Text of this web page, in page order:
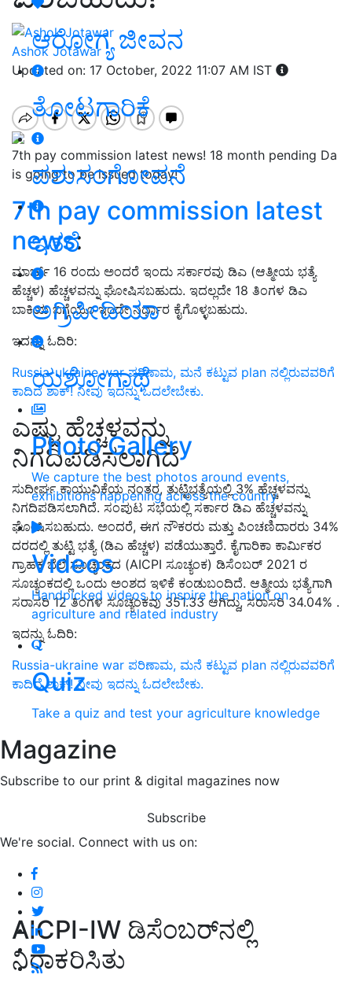
ಆರೋಗ್ಯ ಜೀವನ
ತೋಟಗಾರಿಕೆ
ಪಶುಸಂಗೋಪನೆ
ಇತರೆ
ಅಗ್ರಿಪೀಡಿಯಾ
ಯಶೋಗಾಥೆ
Photo Gallery
We capture the best photos around events,
exhibitions happening across the country
Videos
Handpicked videos to inspire the nation on
agriculture and related industry
Quiz
Take a quiz and test your agriculture knowledge
Magazine
Subscribe to our print & digital magazines now
Subscribe
We're social. Connect with us on:
Ashok Jotawar
Updated on: 17 October, 2022 11:07 AM IST
7th pay commission latest news! 18 month pending Da
is going to be issued today!
7th pay commission latest
news:
ಮಾರ್ಚ್ 16 ರಂದು ಅಂದರೆ ಇಂದು ಸರ್ಕಾರವು ಡಿಎ (ಆತ್ಮೀಯ ಭತ್ಯೆ
ಹೆಚ್ಚಳ) ಹೆಚ್ಚಳವನ್ನು ಘೋಷಿಸಬಹುದು. ಇದಲ್ಲದೇ 18 ತಿಂಗಳ ಡಿಎ
ಬಾಕಿಯ ಬಗ್ಗೆಯೂ ಇಂದೇ ನಿರ್ಧಾರ ಕೈಗೊಳ್ಳಬಹುದು.
ಇದನ್ನು ಓದಿರಿ:
Russia-ukraine war ಪರಿಣಾಮ, ಮನೆ ಕಟ್ಟುವ plan ನಲ್ಲಿರುವವರಿಗೆ
ಕಾದಿದೆ ಶಾಕ್! ನೀವು ಇದನ್ನು ಓದಲೇಬೇಕು.
ಎಷ್ಟು ಹೆಚ್ಚಳವನ್ನು
ನಿಗದಿಪಡಿಸಲಾಗಿದೆ
ಸುದೀರ್ಘ ಕಾಯುವಿಕೆಯ ನಂತರ, ತುಟ್ಟಿಭತ್ಯೆಯಲ್ಲಿ 3% ಹೆಚ್ಚಳವನ್ನು
ನಿಗದಿಪಡಿಸಲಾಗಿದೆ. ಸಂಪುಟ ಸಭೆಯಲ್ಲಿ ಸರ್ಕಾರ ಡಿಎ ಹೆಚ್ಚಳವನ್ನು
ಘೋಷಿಸಬಹುದು. ಅಂದರೆ, ಈಗ ನೌಕರರು ಮತ್ತು ಪಿಂಚಣಿದಾರರು 34%
ದರದಲ್ಲಿ ತುಟ್ಟಿ ಭತ್ಯೆ (ಡಿಎ ಹೆಚ್ಚಳ) ಪಡೆಯುತ್ತಾರೆ. ಕೈಗಾರಿಕಾ ಕಾರ್ಮಿಕರ
ಗ್ರಾಹಕ ಬೆಲೆ ಸೂಚ್ಯಂಕದ (AICPI ಸೂಚ್ಯಂಕ) ಡಿಸೆಂಬರ್ 2021 ರ
ಸೂಚ್ಯಂಕದಲ್ಲಿ ಒಂದು ಅಂಶದ ಇಳಿಕೆ ಕಂಡುಬಂದಿದೆ. ಆತ್ಮೀಯ ಭತ್ಯೆಗಾಗಿ
ಸರಾಸರಿ 12 ತಿಂಗಳ ಸೂಚ್ಯಂಕವು 351.33 ಆಗಿದ್ದು, ಸರಾಸರಿ 34.04% .
ಇದನ್ನು ಓದಿರಿ:
Russia-ukraine war ಪರಿಣಾಮ, ಮನೆ ಕಟ್ಟುವ plan ನಲ್ಲಿರುವವರಿಗೆ
ಕಾದಿದೆ ಶಾಕ್! ನೀವು ಇದನ್ನು ಓದಲೇಬೇಕು.
AICPI-IW ಡಿಸೆಂಬರ್‌ನಲ್ಲಿ
ನಿರಾಕರಿಸಿತು